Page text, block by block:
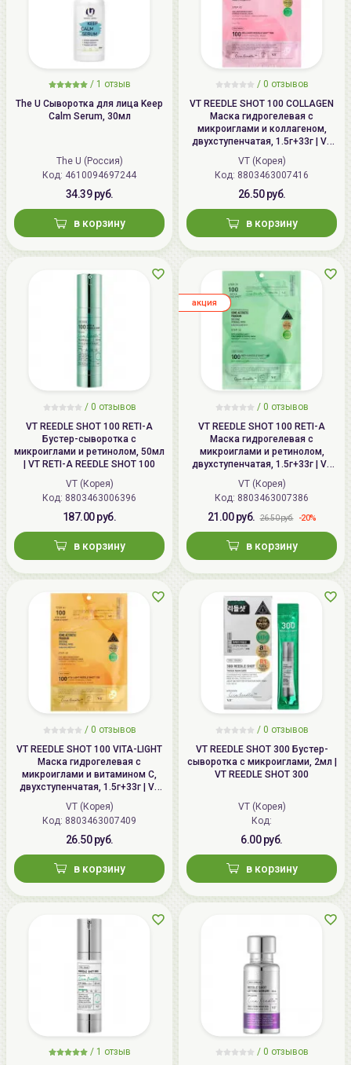
/ 1 отзыв
The U Сыворотка для лица Keep
Calm Serum, 30мл
The U (Россия)
Код: 4610094697244
34.39 руб.
в корзину
/ 0 отзывов
VT REEDLE SHOT 100 COLLAGEN
Маска гидрогелевая с
микроиглами и коллагеном,
двухступенчатая, 1.5г+33г | VT
COLLAGEN REEDLE SHOT 100 2
Step Hydrogel Mask
VT (Корея)
Код: 8803463007416
26.50 руб.
в корзину
/ 0 отзывов
VT REEDLE SHOT 100 RETI-A
Бустер-сыворотка с
микроиглами и ретинолом, 50мл
| VT RETI-A REEDLE SHOT 100
VT (Корея)
Код: 8803463006396
187.00 руб.
в корзину
/ 0 отзывов
VT REEDLE SHOT 100 RETI-A
Маска гидрогелевая с
микроиглами и ретинолом,
двухступенчатая, 1.5г+33г | VT
RETI-A REEDLE SHOT 100 2 Step
Hydrogel Mask, Tightening
VT (Корея)
Код: 8803463007386
21.00 руб. 26.50 руб. -20%
в корзину
aкция
/ 0 отзывов
VT REEDLE SHOT 100 VITA-LIGHT
Маска гидрогелевая с
микроиглами и витамином С,
двухступенчатая, 1.5г+33г | VT
VITA-LIGHT REEDLE SHOT 100 2
Step Hydrogel Mask, Brightening
VT (Корея)
Код: 8803463007409
26.50 руб.
в корзину
/ 0 отзывов
VT REEDLE SHOT 300 Бустер-
сыворотка с микроиглами, 2мл |
VT REEDLE SHOT 300
VT (Корея)
Код:
6.00 руб.
в корзину
/ 1 отзыв
/ 0 отзывов